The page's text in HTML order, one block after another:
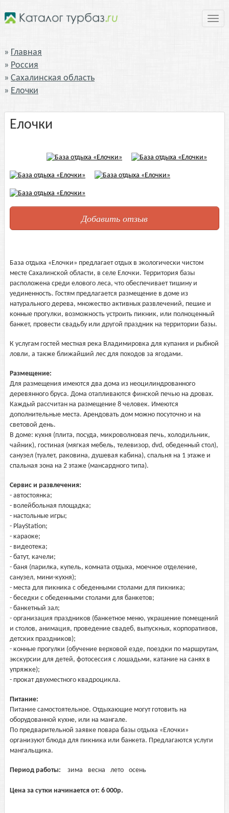
Главная
Россия
Сахалинская область
Елочки
Елочки
Добавить отзыв
База отдыха «Елочки» предлагает отдых в экологически чистом
месте Сахалинской области, в селе Елочки. Территория базы
расположена среди елового леса, что обеспечивает тишину и
уединенность. Гостям предлагается размещение в доме из
натурального дерева, множество активных развлечений, пешие и
конные прогулки, возможность устроить пикник, или полноценный
банкет, провести свадьбу или другой праздник на территории базы.
К услугам гостей местная река Владимировка для купания и рыбной
ловли, а также ближайший лес для походов за ягодами.
Размещение:
Для размещения имеются два дома из неоцилиндрованного
деревянного бруса. Дома отапливаются финской печью на дровах.
Каждый рассчитан на размещение 8 человек. Имеются
дополнительные места. Арендовать дом можно посуточно и на
световой день.
В доме: кухня (плита, посуда, микроволновая печь, холодильник,
чайник), гостиная (мягкая мебель, телевизор, dvd, обеденный стол),
санузел (туалет, раковина, душевая кабина), спальня на 1 этаже и
спальная зона на 2 этаже (мансардного типа).
Сервис и развлечения:
- автостоянка;
- волейбольная площадка;
- настольные игры;
- PlayStation;
- караоке;
- видеотека;
- батут, качели;
- баня (парилка, купель, комната отдыха, моечное отделение,
санузел, мини-кухня);
- места для пикника с обеденными столами для пикника;
- беседки с обеденными столами для банкетов;
- банкетный зал;
- организация праздников (банкетное меню, украшение помещений
и столов, анимация, проведение свадеб, выпускных, корпоративов,
детских праздников);
- конные прогулки (обучение верховой езде, поездки по маршрутам,
экскурсии для детей, фотосессия с лошадьми, катание на санях в
упряжке);
- прокат двухместного квадроцикла.
Питание:
Питание самостоятельное. Отдыхающие могут готовить на
оборудованной кухне, или на мангале.
По предварительной заявке повара базы отдыха «Елочки»
организуют блюда для пикника или банкета. Предлагаются услуги
мангальщика.
Период работы: зима весна лето осень
Цена за сутки начинается от: 6 000р.